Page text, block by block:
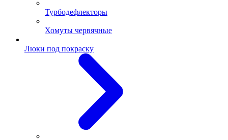
Турбодефлекторы
Хомуты червячные
Люки под покраску